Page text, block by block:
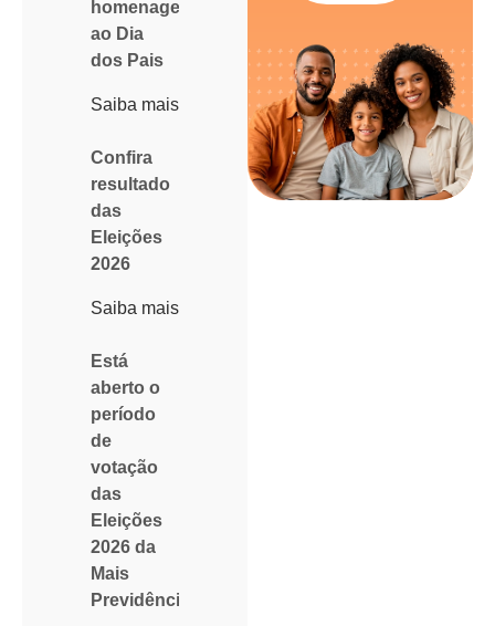
homenagem
ao Dia
dos Pais
Saiba mais
Confira
resultado
das
Eleições
2026
Saiba mais
Está
aberto o
período
de
votação
das
Eleições
2026 da
Mais
Previdência